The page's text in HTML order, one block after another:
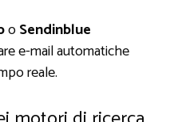
oSendinblue
e-mail automatiche
reale.